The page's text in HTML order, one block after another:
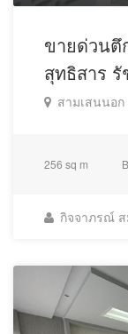
ขายด่วนตึ
สุทธิสาร
สามเสนนอก
256 sq m
กิจจาภรณ์